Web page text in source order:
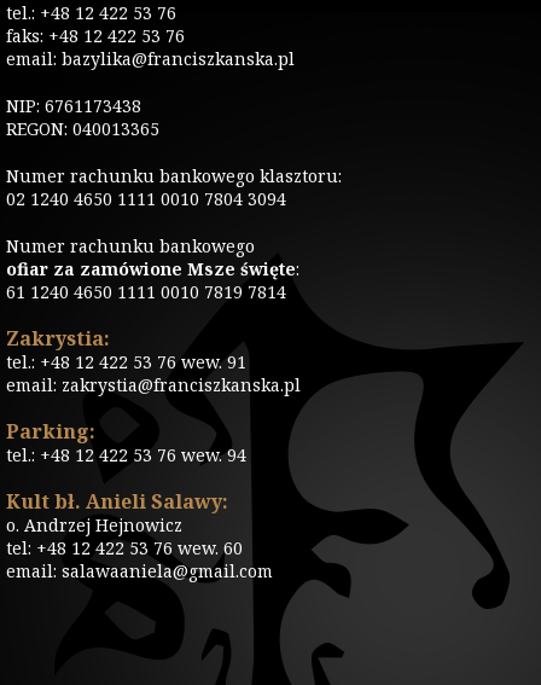
tel.: +48 12 422 53 76
faks: +48 12 422 53 76
email: bazylika@franciszkanska.pl
NIP: 6761173438
REGON: 040013365
Numer rachunku bankowego klasztoru:
02 1240 4650 1111 0010 7804 3094
Numer rachunku bankowego
ofiar za zamówione Msze święte:
61 1240 4650 1111 0010 7819 7814
Zakrystia:
tel.: +48 12 422 53 76 wew. 91
email: zakrystia@franciszkanska.pl
Parking:
tel.: +48 12 422 53 76 wew. 94
Kult bł. Anieli Salawy:
o. Andrzej Hejnowicz
tel: +48 12 422 53 76 wew. 60
email: salawaaniela@gmail.com